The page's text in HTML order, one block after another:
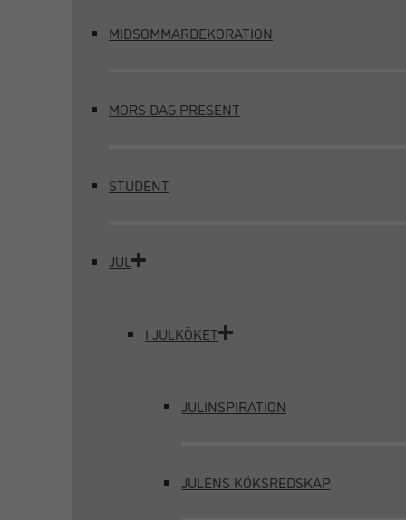
MIDSOMMARDEKORATION
MORS DAG PRESENT
STUDENT
JUL
I JULKÖKET
JULINSPIRATION
JULENS KÖKSREDSKAP